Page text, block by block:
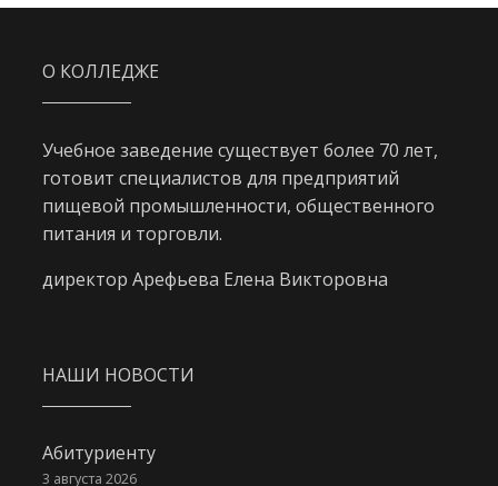
О КОЛЛЕДЖЕ
Учебное заведение существует более 70 лет,
готовит специалистов для предприятий
пищевой промышленности, общественного
питания и торговли.
директор Арефьева Елена Викторовна
НАШИ НОВОСТИ
Абитуриенту
3 августа 2026